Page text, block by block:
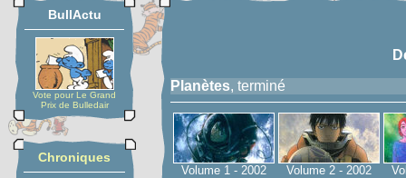
BullActu
Vote pour Le Grand
Prix de Bulledair
Chroniques
Planètes, terminé
Volume 1 - 2002 Volume 2 - 2002